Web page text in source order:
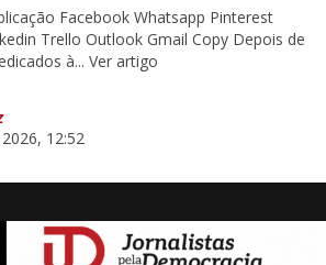
Facebook Whatsapp Pinterest
Trello Outlook Gmail Copy Depois de
à... Ver artigo
12:52